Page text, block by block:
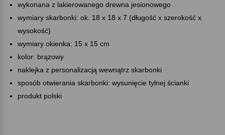
wykonana z lakierowanego drewna jesionowego
wymiary skarbonki: ok. 18 x 18 x 7 (długość x szerokość x
wysokość)
wymiary okienka: 15 x 15 cm
kolor: brązowy
naklejka z personalizacją wewnątrz skarbonki
sposób otwierania skarbonki: wysunięcie tylnej ścianki
produkt polski